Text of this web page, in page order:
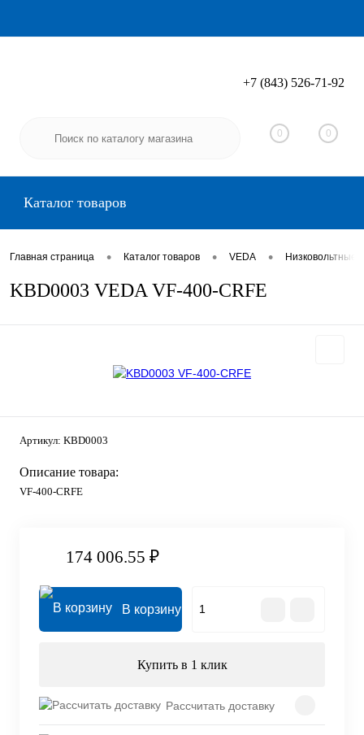
Вход Регистрация
+7 (843) 526-71-92
0 0
Каталог товаров
Главная страница • Каталог товаров • VEDA •
KBD0003 VEDA VF-400-CRFE
Артикул: KBD0003
Описание товара:
VF-400-CRFE
174 006.55 ₽
В корзину
Купить в 1 клик
Рассчитать доставку